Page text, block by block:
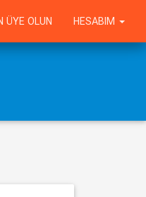
HESABIM
ÜYE OLUN